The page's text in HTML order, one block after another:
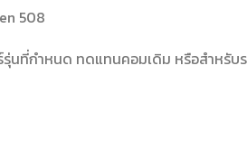
508
ที่กำหนด ทดแทนคอมเดิม หรือสำหรับ